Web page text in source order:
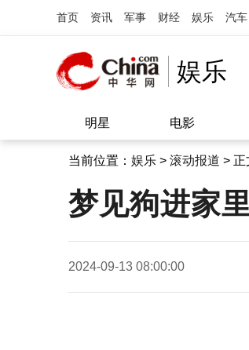
首页 资讯 军事 财经 娱乐 汽车
娱乐
明星 电影
当前位置： 娱乐 > 滚动报道 > 正
梦见狗进家
2024-09-13 08:00:00